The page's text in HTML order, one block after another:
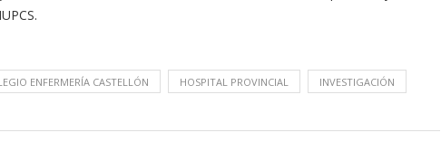
ENFERMERÍA CASTELLÓN HOSPITAL PROVINCIAL INVESTIGACIÓN